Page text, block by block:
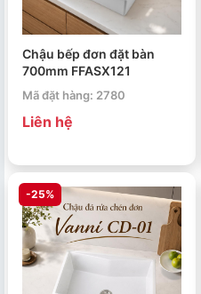
Chậu bếp đơn đặt bàn
700mm FFASX121
Mã đặt hàng: 2780
Liên hệ
-25%